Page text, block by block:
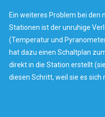
Ein weiteres Problem bei den
Stationen ist der unruhige
(Temperatur und
hat dazu einen Schaltplan
direkt in die Station erstellt
diesen Schritt, weil sie es sich